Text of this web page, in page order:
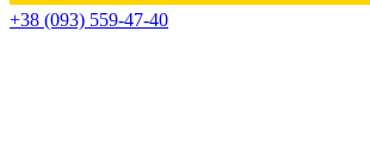
+38 (093) 559-47-40